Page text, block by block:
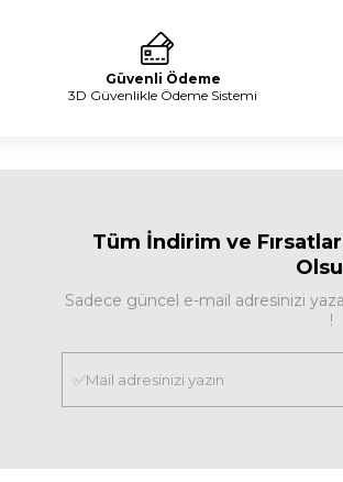
Güvenli Ödeme
3D Güvenlikle Ödeme Sistemi
Tüm İndirim ve Fırsa
Sadece güncel e-mail adresinizi
!